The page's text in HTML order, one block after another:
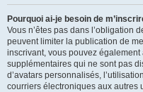
Pourquoi ai-je besoin de
Vous n’êtes pas dans l’obligation
peuvent limiter la publication de
inscrivant, vous pouvez
supplémentaires qui ne sont pas
d’avatars personnalisés,
courriers électroniques aux autres